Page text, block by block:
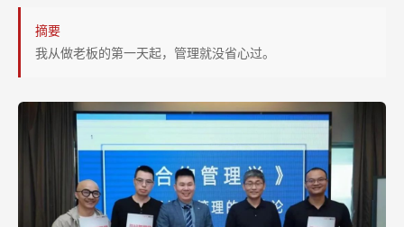
摘要
我从做老板的第一天起，管理就没省心过。